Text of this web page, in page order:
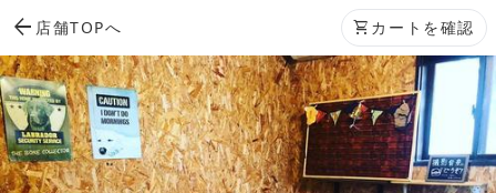
arrow_back 店舗TOPへ shopping_cart カートを確認